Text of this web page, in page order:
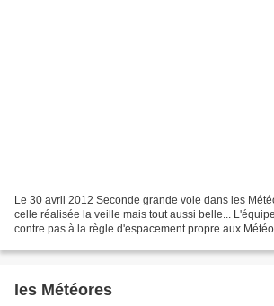
Le 30 avril 2012 Seconde grande voie dans les
celle réalisée la veille mais tout aussi belle...
contre pas à la règle d'espacement propre aux
les Météores